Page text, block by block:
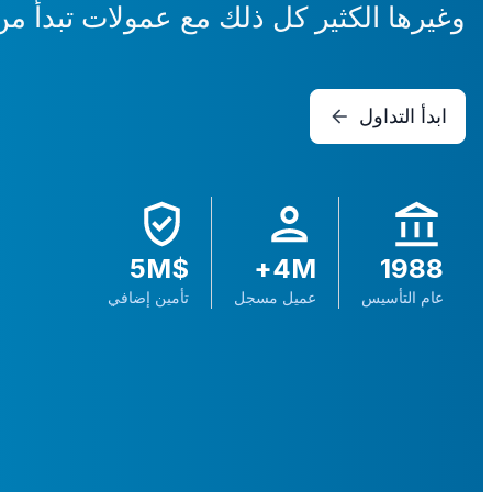
وغيرها الكثير كل ذلك مع عمولات تبدأ من
ابدأ التداول
1988
عام التأسيس
4M+
عميل مسجل
$‎5M
تأمين إضافي